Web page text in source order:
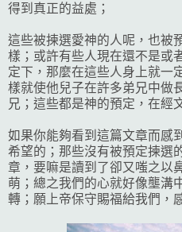
得到真正的益處；
這些被揀選愛神的人呢，也被
樣；或許有些人現在還不是或
定下，那麼在這些人身上就一
樣就使他兒子在許多弟兄中做
兄；這些都是神的預定，在經
如果你能夠看到這篇文章而感
希望的；那些沒有被預定揀選
章，要嘛是讀到了卻又嗤之以
萌；總之我們的心就好像壟溝
轉；願上帝保守賜福給我們，